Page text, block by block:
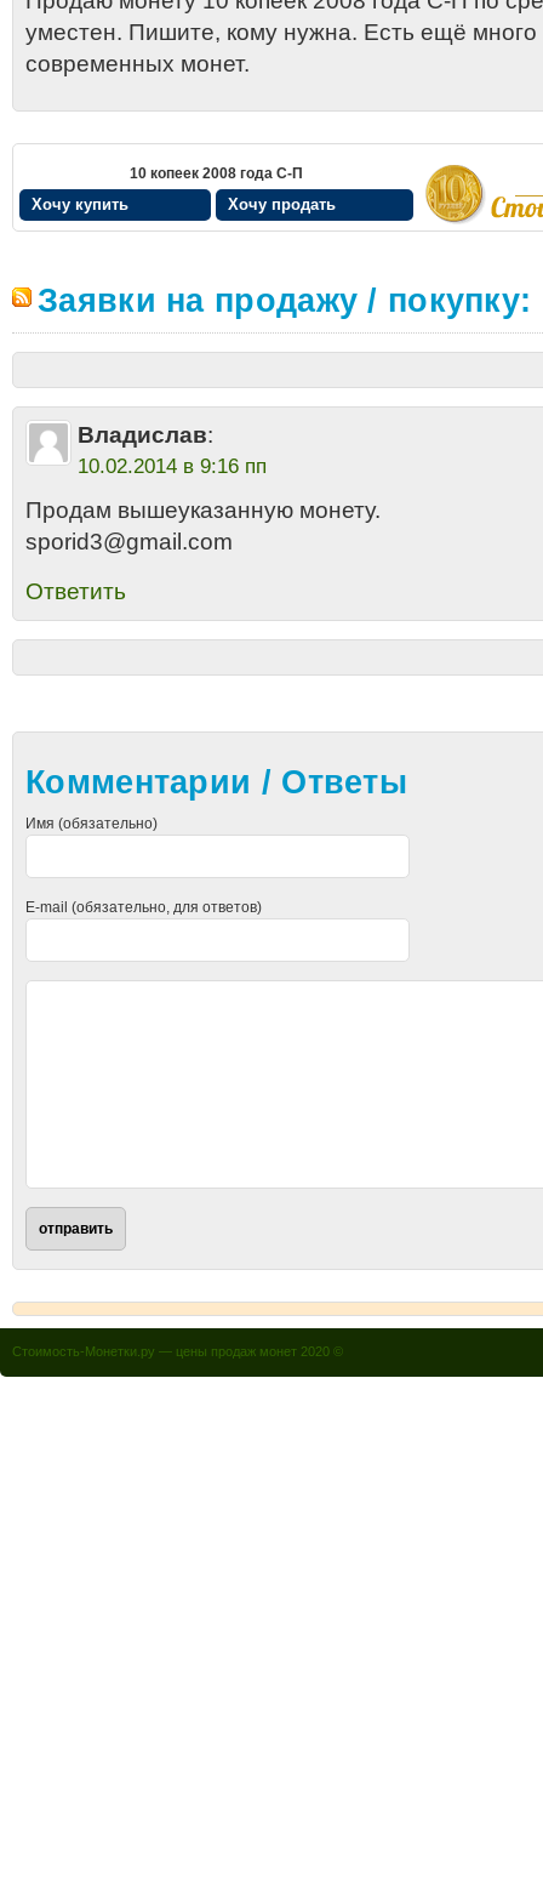
уместен. Пишите, кому нужна. Есть ещё
современных монет.
10 копеек 2008 года С-П
Хочу купить Хочу продать
Заявки на продажу / покупку:
Владислав:
10.02.2014 в 9:16 пп
Продам вышеуказанную монету.
sporid3@gmail.com
Ответить
Комментарии / Ответы
Имя (обязательно)
E-mail (обязательно, для ответов)
Стоимость-Монетки.ру — цены продаж монет 2020 ©